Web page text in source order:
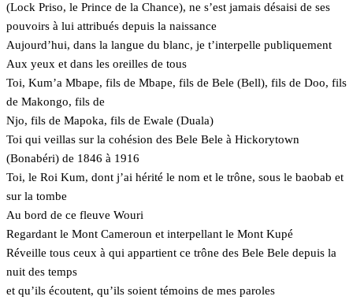
(Lock Priso, le Prince de la Chance), ne s’est jamais désaisi de ses
pouvoirs à lui attribués depuis la naissance
Aujourd’hui, dans la langue du blanc, je t’interpelle publiquement
Aux yeux et dans les oreilles de tous
Toi, Kum’a Mbape, fils de Mbape, fils de Bele (Bell), fils de Doo, fils
de Makongo, fils de
Njo, fils de Mapoka, fils de Ewale (Duala)
Toi qui veillas sur la cohésion des Bele Bele à Hickorytown
(Bonabéri) de 1846 à 1916
Toi, le Roi Kum, dont j’ai hérité le nom et le trône, sous le baobab et
sur la tombe
Au bord de ce fleuve Wouri
Regardant le Mont Cameroun et interpellant le Mont Kupé
Réveille tous ceux à qui appartient ce trône des Bele Bele depuis la
nuit des temps
et qu’ils écoutent, qu’ils soient témoins de mes paroles